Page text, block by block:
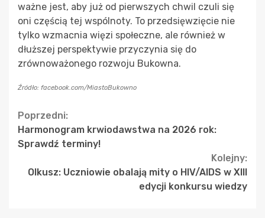
ważne jest, aby już od pierwszych chwil czuli się
oni częścią tej wspólnoty. To przedsięwzięcie nie
tylko wzmacnia więzi społeczne, ale również w
dłuższej perspektywie przyczynia się do
zrównoważonego rozwoju Bukowna.
Źródło: facebook.com/MiastoBukowno
Continue
Reading
Poprzedni:
Harmonogram krwiodawstwa na 2026 rok:
Sprawdź terminy!
Kolejny:
Olkusz: Uczniowie obalają mity o HIV/AIDS w XIII
edycji konkursu wiedzy